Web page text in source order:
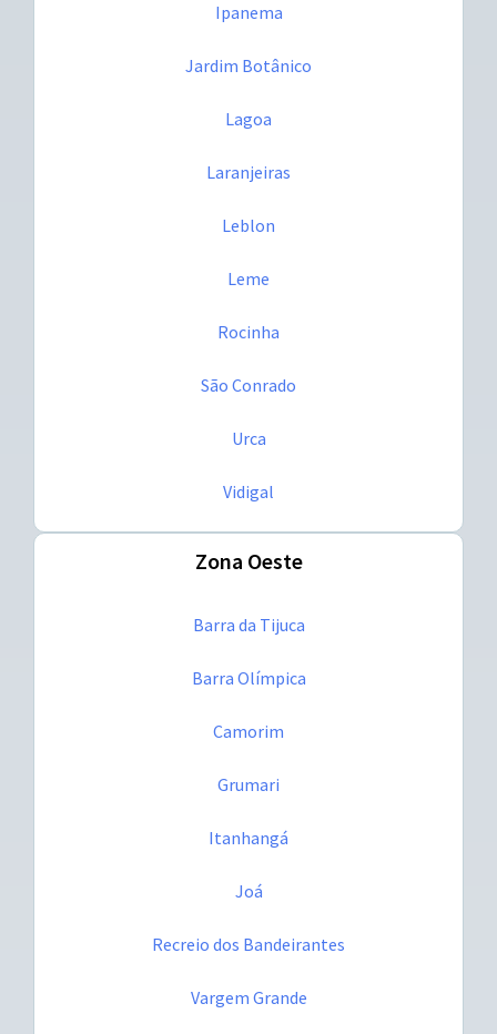
Ipanema
Jardim Botânico
Lagoa
Laranjeiras
Leblon
Leme
Rocinha
São Conrado
Urca
Vidigal
Zona Oeste
Barra da Tijuca
Barra Olímpica
Camorim
Grumari
Itanhangá
Joá
Recreio dos Bandeirantes
Vargem Grande